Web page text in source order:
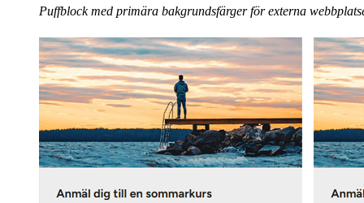
Puffblock med primära bakgrundsfärger för externa